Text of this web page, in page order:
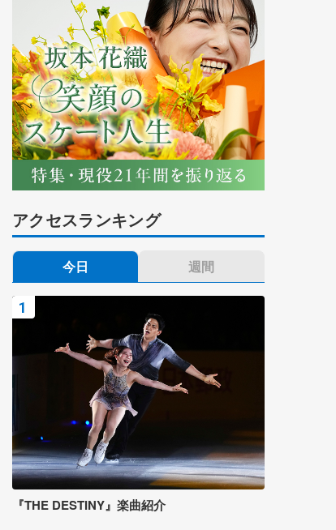
アクセスランキング
今日 週間
『THE DESTINY』楽曲紹介